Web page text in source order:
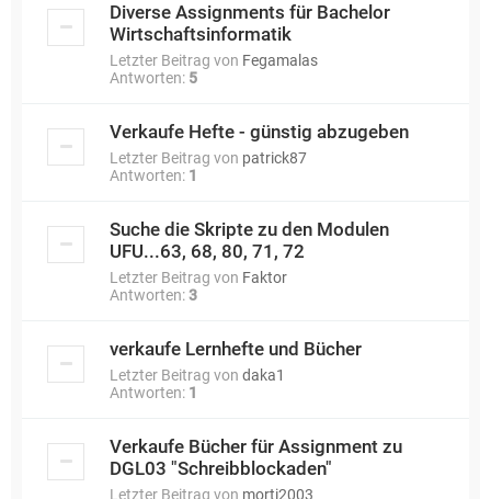
Diverse Assignments für Bachelor
Wirtschaftsinformatik
Letzter Beitrag von Fegamalas
Antworten: 5
Verkaufe Hefte - günstig abzugeben
Letzter Beitrag von patrick87
Antworten: 1
Suche die Skripte zu den Modulen
UFU...63, 68, 80, 71, 72
Letzter Beitrag von Faktor
Antworten:3
verkaufe Lernhefte und Bücher
Letzter Beitrag von daka1
Antworten: 1
Verkaufe Bücher für Assignment zu
DGL03 "Schreibblockaden"
Letzter Beitrag von morti2003